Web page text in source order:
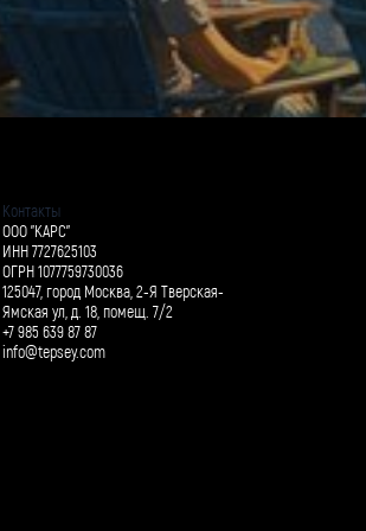
Контакты
ООО "КАРС"
ИНН 7727625103
ОГРН 1077759730036
125047, город Москва, 2-Я Тверская-
Ямская ул, д. 18, помещ. 7/2
+7 985 639 87 87
info@tepsey.com